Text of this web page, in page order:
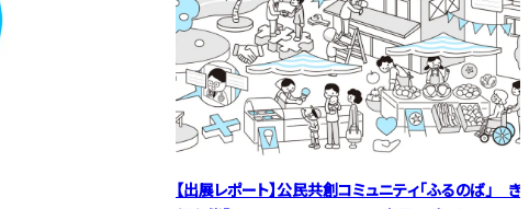
【出展レポート】公民共創コミュニティ「ふるのば」 き